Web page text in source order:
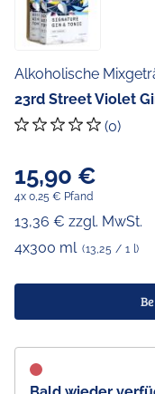
Alkoholische
23rd Street Violet
(0)
15,90 €
4x 0,25 € Pfand
13,36 € zzgl. MwSt.
4x300 ml (13,25 / 1 l)